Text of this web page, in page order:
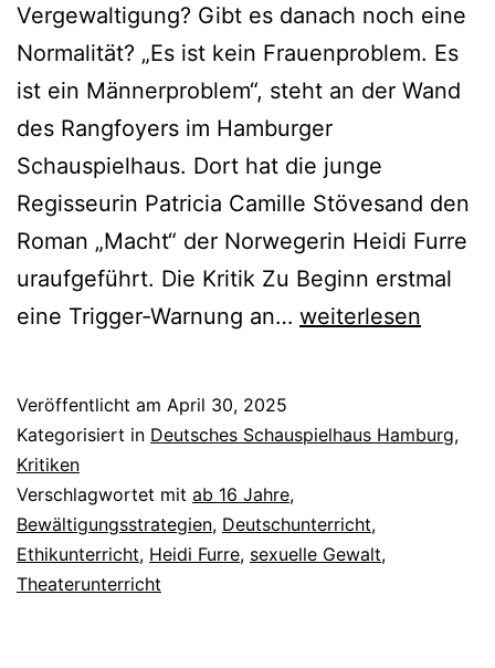
Vergewaltigung? Gibt es danach noch eine
Normalität? „Es ist kein Frauenproblem. Es
ist ein Männerproblem“, steht an der Wand
des Rangfoyers im Hamburger
Schauspielhaus. Dort hat die junge
Regisseurin Patricia Camille Stövesand den
Roman „Macht“ der Norwegerin Heidi Furre
uraufgeführt. Die Kritik Zu Beginn erstmal
eine Trigger-Warnung an… Macht
weiterlesen
Veröffentlicht am April 30, 2025
Kategorisiert in Deutsches Schauspielhaus Hamburg,
Kritiken
Verschlagwortet mit ab 16 Jahre,
Bewältigungsstrategien, Deutschunterricht,
Ethikunterricht, Heidi Furre, sexuelle Gewalt,
Theaterunterricht